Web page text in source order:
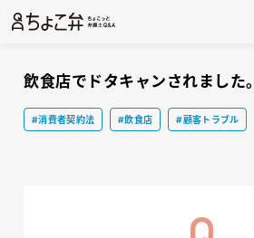
飲食店でドタキャンされました。
#消費者契約法 #飲食店 #顧客トラブル